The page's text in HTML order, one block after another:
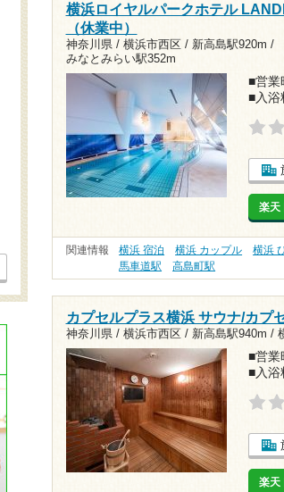
横浜ロイヤルパークホテル
（休業中）
神奈川県 / 横浜市西区 / 新高島駅920m /
みなとみらい駅352m
■営業
■入浴
楽天
関連情報 横浜 宿泊 横浜 カップル 横浜
馬車道駅
高島町駅
カプセルプラス横浜 サウナ/カプ
神奈川県 / 横浜市西区 / 新高島駅940m /
■営業
■入浴
楽天